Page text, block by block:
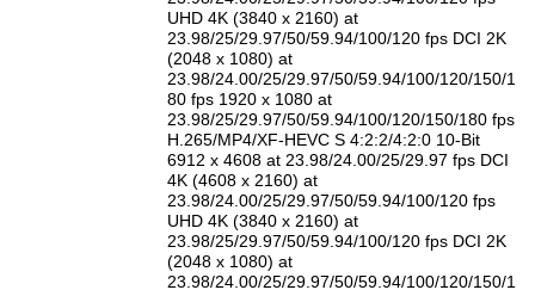
UHD 4K (3840 x 2160) at
23.98/25/29.97/50/59.94/100/120 fps DCI 2K
(2048 x 1080) at
23.98/24.00/25/29.97/50/59.94/100/120/150/1
80 fps 1920 x 1080 at
23.98/25/29.97/50/59.94/100/120/150/180 fps
H.265/MP4/XF-HEVC S 4:2:2/4:2:0 10-Bit
6912 x 4608 at 23.98/24.00/25/29.97 fps DCI
4K (4608 x 2160) at
23.98/24.00/25/29.97/50/59.94/100/120 fps
UHD 4K (3840 x 2160) at
23.98/25/29.97/50/59.94/100/120 fps DCI 2K
(2048 x 1080) at
23.98/24.00/25/29.97/50/59.94/100/120/150/1